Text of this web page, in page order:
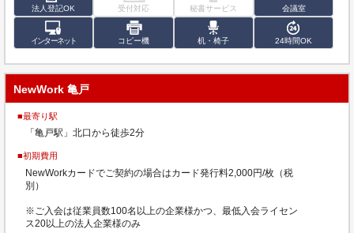
法人登記OK 受付対応 秘書サービス 会議室
インターネット コピー機 机・椅子 24時間OK
NewWork 亀戸
■最寄り駅
「亀戸駅」北口から徒歩2分
■初期費用
NewWorkカードでご契約の場合はカード発行料2,000円/枚（税
別）
※ご入会は従業員数100名以上の企業様かつ、最低入会ライセン
ス20以上の法人企業様のみ